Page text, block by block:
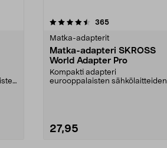
365arvostelut
Matka-adapterit
Matka-adapteri SKROSS
World Adapter Pro
Kompakti adapteri
eurooppalaisten sähkölaitteiden
27,95
4.5 viidestä